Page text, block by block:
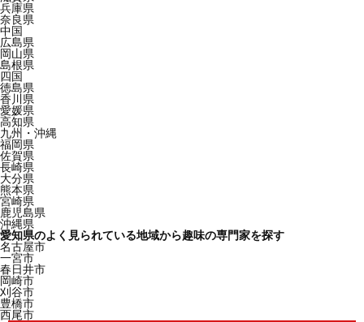
兵庫県
奈良県
中国
広島県
岡山県
島根県
四国
徳島県
香川県
愛媛県
高知県
九州・沖縄
福岡県
佐賀県
長崎県
大分県
熊本県
宮崎県
鹿児島県
沖縄県
愛知県のよく見られている地域から趣味の専門家を探す
名古屋市
一宮市
春日井市
岡崎市
刈谷市
豊橋市
西尾市